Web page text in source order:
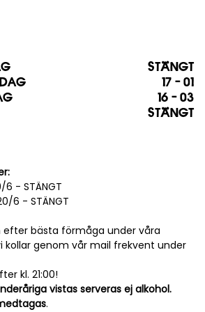
- STÄNGT
6 - STÄNGT
efter bästa förmåga under våra
kollar genom vår mail frekvent under
kl. 21:00!
vistas serveras ej alkohol.
.
STÄNGT
17 - 01
16 - 03
STÄNGT